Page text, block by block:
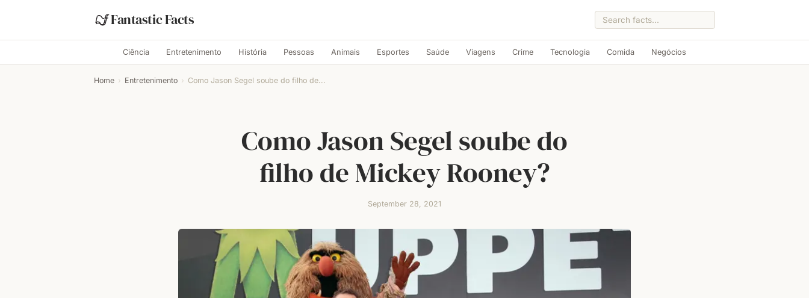
Fantastic Facts
Ciência Entretenimento História Pessoas Animais Esportes Saúde Viagens Crime Tecnologia Comida Negócios
Home › Entretenimento › Como Jason Segel soube do filho de...
Como Jason Segel soube do
filho de Mickey Rooney?
September 28, 2021